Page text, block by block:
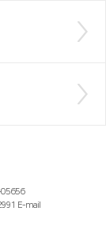
05656
E-mail